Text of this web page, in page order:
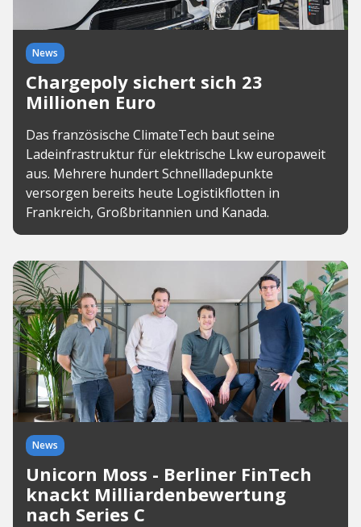
News
Chargepoly sichert sich 23
Millionen Euro
Das französische ClimateTech baut seine
Ladeinfrastruktur für elektrische Lkw europaweit
aus. Mehrere hundert Schnellladepunkte
versorgen bereits heute Logistikflotten in
Frankreich, Großbritannien und Kanada.
News
Unicorn Moss - Berliner FinTech
knackt Milliardenbewertung
nach Series C